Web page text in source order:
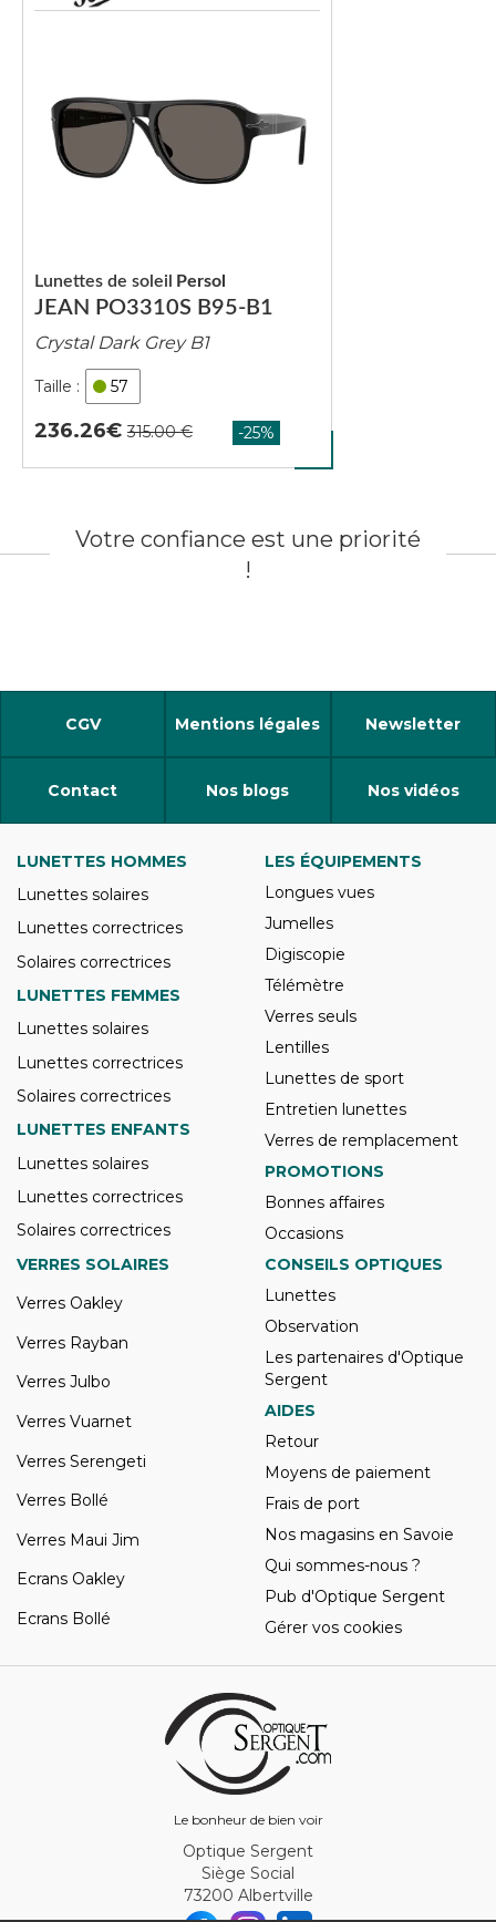
JEAN PO3310S B95-B1
Lunettes de soleil Persol
Crystal Dark Grey B1
57
236.26
Votre confiance est une priorité
!
CGV Mentions légales Newsletter
Contact Nos blogs Nos vidéos
Le bonheur de bien voir
LUNETTES HOMMES
Lunettes solaires
Lunettes correctrices
Solaires correctrices
LUNETTES FEMMES
Lunettes solaires
Lunettes correctrices
Solaires correctrices
LUNETTES ENFANTS
Lunettes solaires
Lunettes correctrices
Solaires correctrices
LES ÉQUIPEMENTS
Longues vues
Jumelles
Digiscopie
Télémètre
Verres seuls
Lentilles
Lunettes de sport
Entretien lunettes
Verres de remplacement
PROMOTIONS
Bonnes affaires
Occasions
VERRES SOLAIRES
Verres Oakley
Verres Rayban
Verres Julbo
Verres Vuarnet
Verres Serengeti
Verres Bollé
Verres Maui Jim
Ecrans Oakley
Ecrans Bollé
CONSEILS OPTIQUES
Lunettes
Observation
Les partenaires d'Optique
Sergent
AIDES
Retour
Moyens de paiement
Frais de port
Nos magasins en Savoie
Qui sommes-nous ?
Pub d'Optique Sergent
Gérer vos cookies
Optique Sergent
Siège Social
73200 Albertville